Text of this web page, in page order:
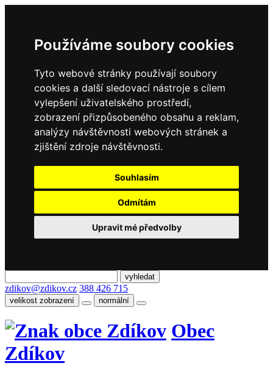
Používáme soubory cookies
Tyto webové stránky používají soubory
cookies a další sledovací nástroje s cílem
vylepšení uživatelského prostředí,
zobrazení přizpůsobeného obsahu a reklam,
analýzy návštěvnosti webových stránek a
zjištění zdroje návštěvnosti.
Souhlasím
Odmítám
Upravit mé předvolby
zdikov@zdikov.cz 388 426 715
velikost zobrazení normální
Obec
Zdíkov